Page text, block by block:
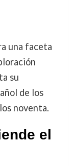
una faceta
su
de los
noventa.
el